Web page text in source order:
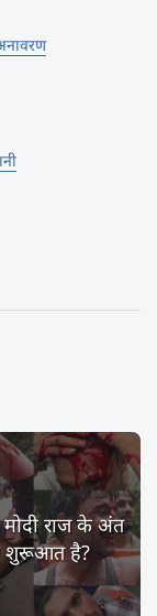
मोदी राज के अंत
शुरूआत है?